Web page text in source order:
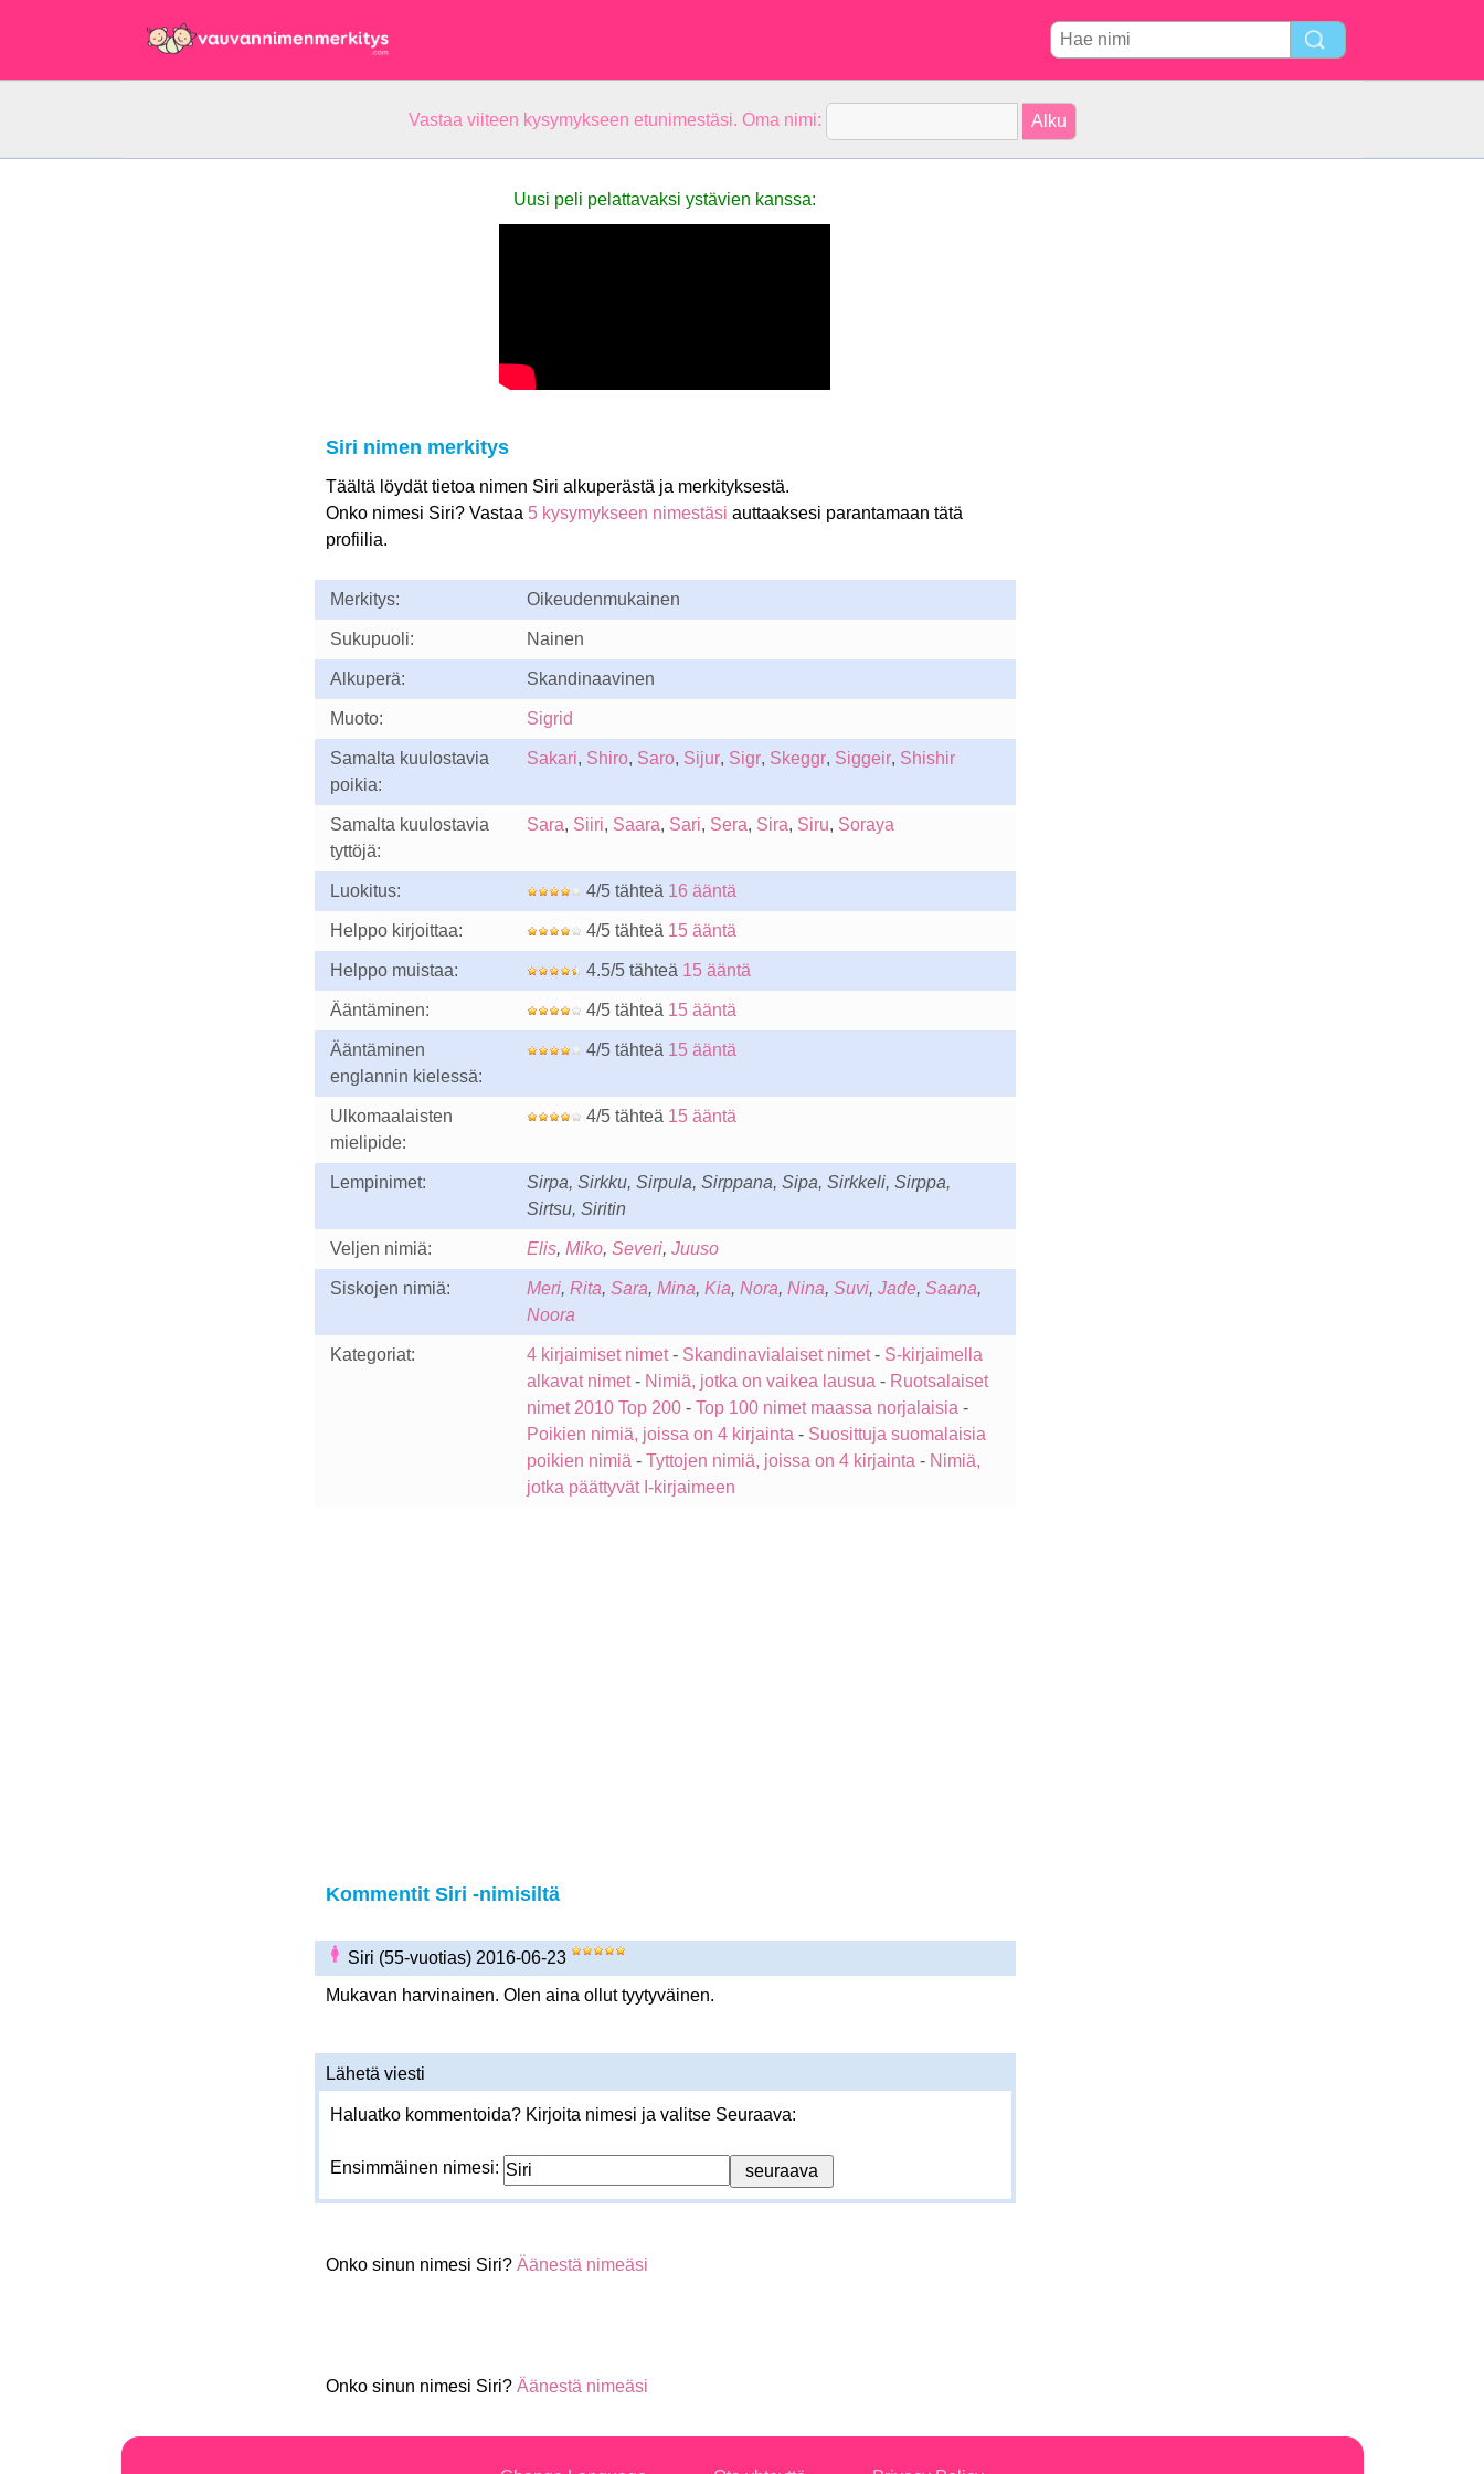
Vastaa viiteen kysymykseen etunimestäsi. Oma nimi:
Uusi peli pelattavaksi ystävien kanssa:
Siri nimen merkitys
Täältä löydät tietoa nimen Siri alkuperästä ja merkityksestä.
Onko nimesi Siri? Vastaa 5 kysymykseen nimestäsi auttaaksesi parantamaan tätä
profiilia.
Merkitys: Oikeudenmukainen
Sukupuoli: Nainen
Alkuperä: Skandinaavinen
Muoto: Sigrid
Samalta kuulostavia
poikia:
Sakari, Shiro, Saro, Sijur, Sigr, Skeggr, Siggeir, Shishir
Samalta kuulostavia
tyttöjä:
Sara, Siiri, Saara, Sari, Sera, Sira, Siru, Soraya
Luokitus: 4/5 tähteä 16 ääntä
Helppo kirjoittaa: 4/5 tähteä 15 ääntä
Helppo muistaa: 4.5/5 tähteä 15 ääntä
Ääntäminen: 4/5 tähteä 15 ääntä
Ääntäminen
englannin kielessä:
4/5 tähteä 15 ääntä
Ulkomaalaisten
mielipide:
4/5 tähteä 15 ääntä
Lempinimet:
Sirpa, Sirkku, Sirpula, Sirppana, Sipa, Sirkkeli, Sirppa,
Sirtsu, Siritin
Veljen nimiä: Elis, Miko, Severi, Juuso
Siskojen nimiä: Meri, Rita, Sara, Mina, Kia, Nora, Nina, Suvi, Jade, Saana,
Noora
Kategoriat: 4 kirjaimiset nimet- Skandinavialaiset nimet- S-kirjaimella
alkavat nimet- Nimiä, jotka on vaikea lausua - Ruotsalaiset
nimet 2010 Top 200- Top 100 nimet maassa norjalaisia -
Poikien nimiä, joissa on 4 kirjainta - Suosittuja suomalaisia
poikien nimiä - Tyttojen nimiä, joissa on 4 kirjainta - Nimiä,
jotka päättyvät I-kirjaimeen
Kommentit Siri -nimisiltä
Siri (55-vuotias) 2016-06-23
Mukavan harvinainen. Olen aina ollut tyytyväinen.
Lähetä viesti
Haluatko kommentoida? Kirjoita nimesi ja valitse Seuraava:
Ensimmäinen nimesi:
Onko sinun nimesi Siri? Äänestä nimeäsi
Onko sinun nimesi Siri? Äänestä nimeäsi